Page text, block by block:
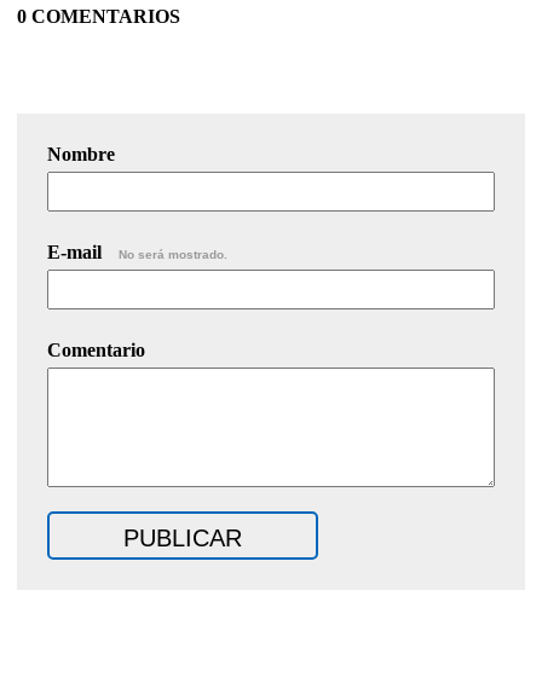
0 COMENTARIOS
Nombre
E-mail No será mostrado.
Comentario